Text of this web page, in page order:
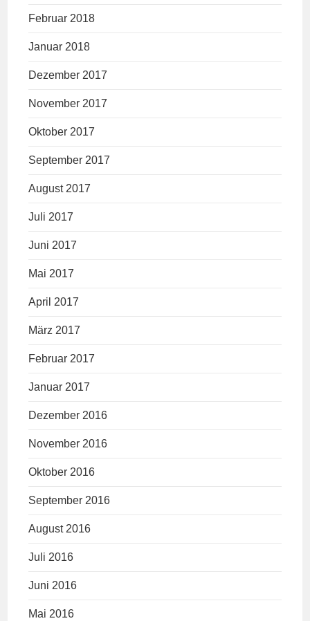
Februar 2018
Januar 2018
Dezember 2017
November 2017
Oktober 2017
September 2017
August 2017
Juli 2017
Juni 2017
Mai 2017
April 2017
März 2017
Februar 2017
Januar 2017
Dezember 2016
November 2016
Oktober 2016
September 2016
August 2016
Juli 2016
Juni 2016
Mai 2016